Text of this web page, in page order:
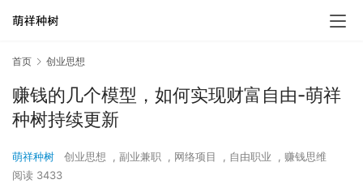
首页 创业思想
赚钱的几个模型，如何实现财富自由-萌祥
种树持续更新
萌祥种树 创业思想 , 副业兼职 , 网络项目 , 自由职业 , 赚钱思维
阅读 3433